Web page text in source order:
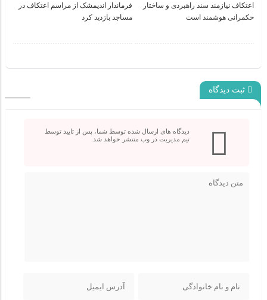
اعتکاف نیازمند سند راهبردی و ساختار
حکمرانی هوشمند است
فرماندار اندیمشک از مراسم اعتکاف در
مساجد بازدید کرد
ثبت دیدگاه
دیدگاه های ارسال شده توسط شما، پس از تایید توسط
تیم مدیریت در وب منتشر خواهد شد.